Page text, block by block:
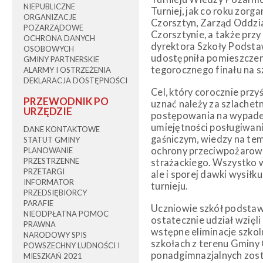
NIEPUBLICZNE
ORGANIZACJE
POZARZĄDOWE
OCHRONA DANYCH
OSOBOWYCH
GMINY PARTNERSKIE
ALARMY I OSTRZEŻENIA
DEKLARACJA DOSTĘPNOŚCI
PRZEWODNIK PO
URZĘDZIE
DANE KONTAKTOWE
STATUT GMINY
PLANOWANIE
PRZESTRZENNE
PRZETARGI
INFORMATOR
PRZEDSIĘBIORCY
PARAFIE
NIEODPŁATNA POMOC
PRAWNA
NARODOWY SPIS
POWSZECHNY LUDNOŚCI I
MIESZKAŃ 2021
Turniej, jak co roku
Czorsztyn, Zarząd
Czorsztynie, a także
dyrektora Szkoły
udostępniła
tegorocznego finału na
Cel, który corocznie
uznać należy za
postępowania na
umiejętności
gaśniczym, wiedzy na
ochrony
strażackiego. Wszystko
ale i sporej dawki
turnieju.
Uczniowie szkół
ostatecznie udział
wstępne eliminacje
szkołach z terenu
ponadgimnazjalnych